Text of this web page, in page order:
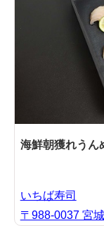
海鮮朝獲れうん
いちば寿司
〒988-0037 宮